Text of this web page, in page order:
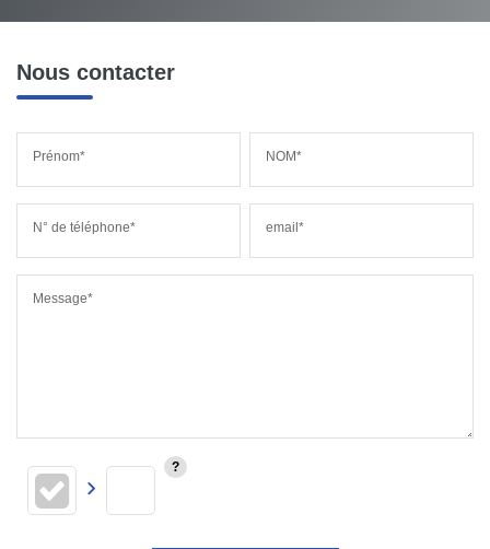
Nous contacter
Prénom* NOM*
N° de téléphone* email*
Message*